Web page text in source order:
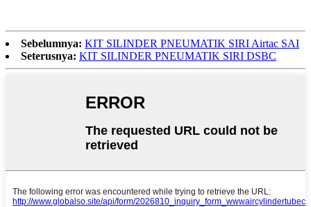
Sebelumnya: KIT SILINDER PNEUMATIK SIRI Airtac SAI
Seterusnya: KIT SILINDER PNEUMATIK SIRI DSBC